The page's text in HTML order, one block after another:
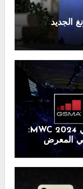
الجديد
أفضل المنتجات والابتكارات في MWC 2024:
في المعرض